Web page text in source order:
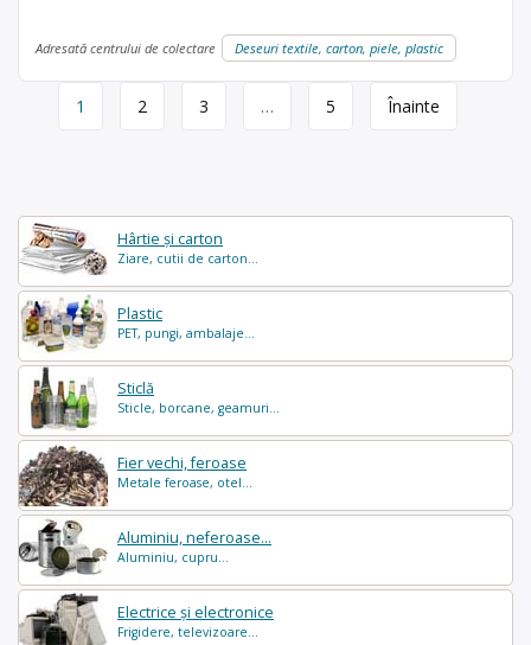
Hârtie și carton
Ziare, cutii de carton...
Plastic
PET, pungi, ambalaje...
Sticlă
Sticle, borcane, geamuri...
Fier vechi, feroase
Metale feroase, otel...
Aluminiu, neferoase...
Aluminiu, cupru...
Electrice și electronice
Frigidere, televizoare...
Adresată centrului de colectare Deseuri textile, carton, piele, plastic
Page
1 2 3 … 5 Înainte